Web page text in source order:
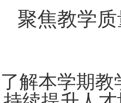
聚焦教学
解本学期